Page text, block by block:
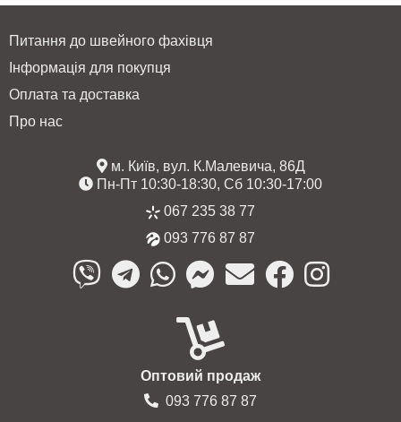
Питання до швейного фахівця
Інформація для покупця
Оплата та доставка
Про нас
м. Київ, вул. К.Малевича, 86Д
Пн-Пт 10:30-18:30, Сб 10:30-17:00
067 235 38 77
093 776 87 87
Оптовий продаж
093 776 87 87